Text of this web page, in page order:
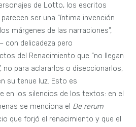
de Lotto, los escritos
ser una “íntima invención
márgenes de las narraciones”,
con delicadeza pero
del Renacimiento que “no llegan
no para aclararlos o diseccionarlos,
su tenue luz. Esto es
en los silencios de los textos: en el
se menciona el De rerum
que forjó el renacimiento y que el